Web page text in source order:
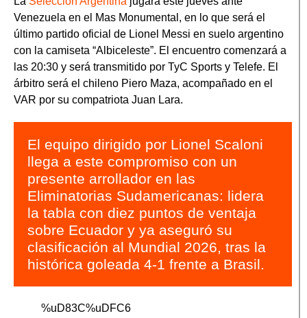
Venezuela en el Mas Monumental, en lo que será el
último partido oficial de Lionel Messi en suelo argentino
con la camiseta “Albiceleste”. El encuentro comenzará a
las 20:30 y será transmitido por TyC Sports y Telefe. El
árbitro será el chileno Piero Maza, acompañado en el
VAR por su compatriota Juan Lara.
El equipo dirigido por Lionel Scaloni
llega a este compromiso con un
presente arrollador en las
Eliminatorias Sudamericanas: lidera
la tabla con diez puntos de ventaja
sobre Ecuador y ya aseguró su
clasificación al Mundial 2026, tras la
histórica goleada 4-1 frente a Brasil.
%uD83C%uDFC6